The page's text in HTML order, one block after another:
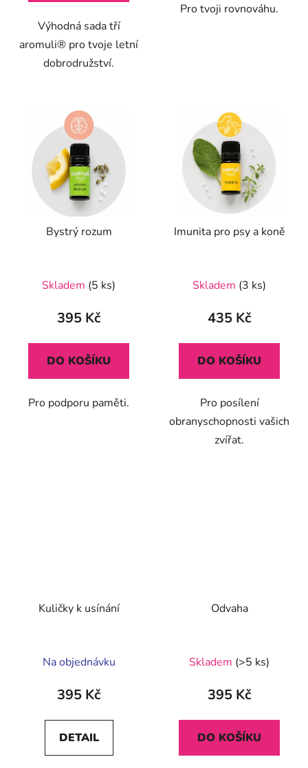
Výhodná sada tří
aromuli® pro tvoje letní
dobrodružství.
hvězdiček.
Pro tvoji rovnováhu.
Bystrý rozum
Skladem (5 ks)
395 Kč
DO KOŠÍKU
Pro podporu paměti.
Imunita pro psy a koně
Skladem (3 ks)
435 Kč
DO KOŠÍKU
Pro posílení
obranyschopnosti vašich
zvířat.
Kuličky k usínání
hodnocení
produktu
5,0
z
Na objednávku
395 Kč
DETAIL
Odvaha
Skladem (>5 ks)
395 Kč
DO KOŠÍKU